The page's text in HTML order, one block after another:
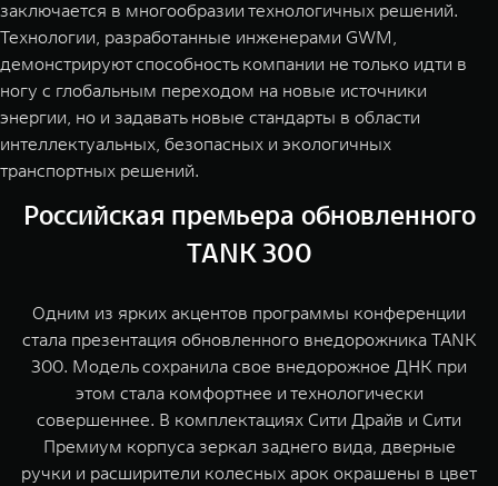
заключается в многообразии технологичных решений.
Технологии, разработанные инженерами GWM,
демонстрируют способность компании не только идти в
ногу с глобальным переходом на новые источники
энергии, но и задавать новые стандарты в области
интеллектуальных, безопасных и экологичных
транспортных решений.
Российская премьера обновленного
TANK 300
Одним из ярких акцентов программы конференции
стала презентация обновленного внедорожника TANK
300. Модель сохранила свое внедорожное ДНК при
этом стала комфортнее и технологически
совершеннее. В комплектациях Сити Драйв и Сити
Премиум корпуса зеркал заднего вида, дверные
ручки и расширители колесных арок окрашены в цвет